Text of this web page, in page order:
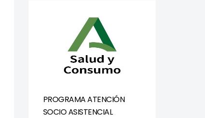
PROGRAMA ATENCIÓN
SOCIO ASISTENCIAL